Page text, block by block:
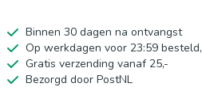
Binnen 30 dagen na ontvangst
Op werkdagen voor 23:59 besteld,
Gratis verzending vanaf 25,-
Bezorgd door PostNL